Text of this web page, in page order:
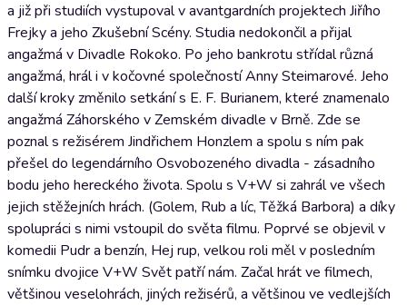
a již při studiích vystupoval v avantgardních projektech Jiřího
Frejky a jeho Zkušební Scény. Studia nedokončil a přijal
angažmá v Divadle Rokoko. Po jeho bankrotu střídal různá
angažmá, hrál i v kočovné společností Anny Steimarové. Jeho
další kroky změnilo setkání s E. F. Burianem, které znamenalo
angažmá Záhorského v Zemském divadle v Brně. Zde se
poznal s režisérem Jindřichem Honzlem a spolu s ním pak
přešel do legendárního Osvobozeného divadla - zásadního
bodu jeho hereckého života. Spolu s V+W si zahrál ve všech
jejich stěžejních hrách. (Golem, Rub a líc, Těžká Barbora) a díky
spolupráci s nimi vstoupil do světa filmu. Poprvé se objevil v
komedii Pudr a benzín, Hej rup, velkou roli měl v posledním
snímku dvojice V+W Svět patří nám. Začal hrát ve filmech,
většinou veselohrách, jiných režisérů, a většinou ve vedlejších